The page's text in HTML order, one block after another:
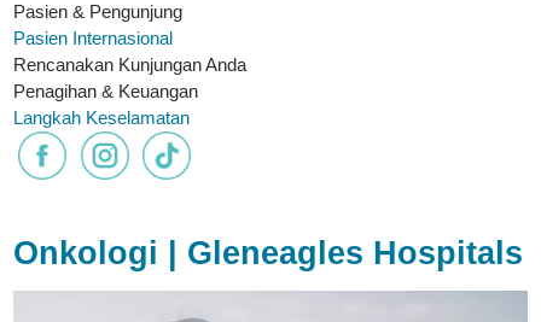
Pasien & Pengunjung
Pasien Internasional
Rencanakan Kunjungan Anda
Penagihan & Keuangan
Langkah Keselamatan
Onkologi | Gleneagles Hospitals